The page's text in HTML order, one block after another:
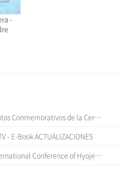
-
de Inauguración del Santuario Cheon Won Gung Cheon Il
- E-Book ACTUALIZACIONES
Conference of Hyojeong Academy